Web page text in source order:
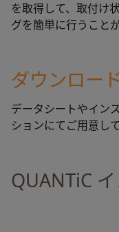
を取得して、取付け
グを簡単に行うこと
ダウンロー
データシートやイン
ションにてご用意し
QUANTiC